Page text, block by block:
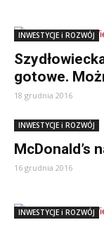
INWESTYCJE i ROZWÓJ
gotowe.
18 grudnia 2016
INWESTYCJE i ROZWÓJ
McDonald’s
16 grudnia 2016
INWESTYCJE i ROZWÓJ